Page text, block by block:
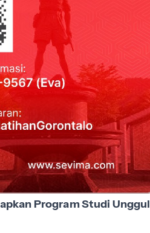
Program Studi Unggul